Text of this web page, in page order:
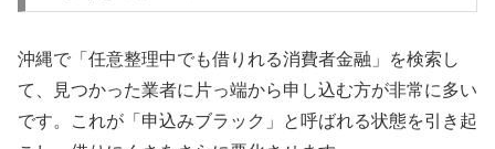
沖縄で「任意整理中でも借りれる消費者金融」を検索し
て、見つかった業者に片っ端から申し込む方が非常に多い
です。これが「申込みブラック」と呼ばれる状態を引き起